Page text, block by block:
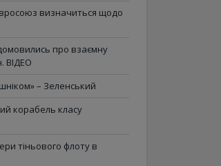
визначиться щодо
про взаємну
ВІДЕО
– Зеленський
корабель класу
тіньового флоту в